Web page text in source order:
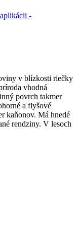
-
v blízkosti riečky
vhodná
povrch takmer
a flyšové
kaňonov. Má hnedé
rendziny. V lesoch